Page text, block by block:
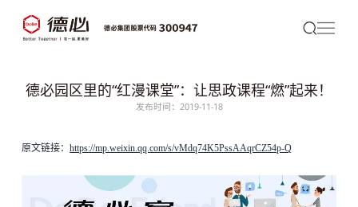
德必园区里的“红漫课堂”：让思政课程“燃”起来！
发布时间：2019-11-18
原文链接：https://mp.weixin.qq.com/s/vMdq74K5PssAAqrCZ54p-Q